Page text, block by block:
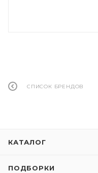
СПИСОК БРЕНДОВ
КАТАЛОГ
ПОДБОРКИ